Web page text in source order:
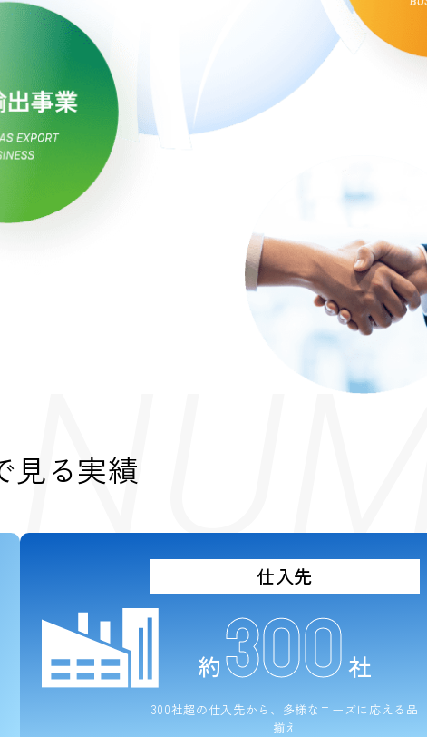
見る実績
仕入先
約300社
300社超の仕入先から、 多様なニーズに応える品
揃え